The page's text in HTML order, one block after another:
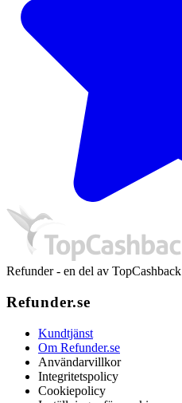
Refunder - en del av TopCashback
Refunder.se
Kundtjänst
Om Refunder.se
Användarvillkor
Integritetspolicy
Cookiepolicy